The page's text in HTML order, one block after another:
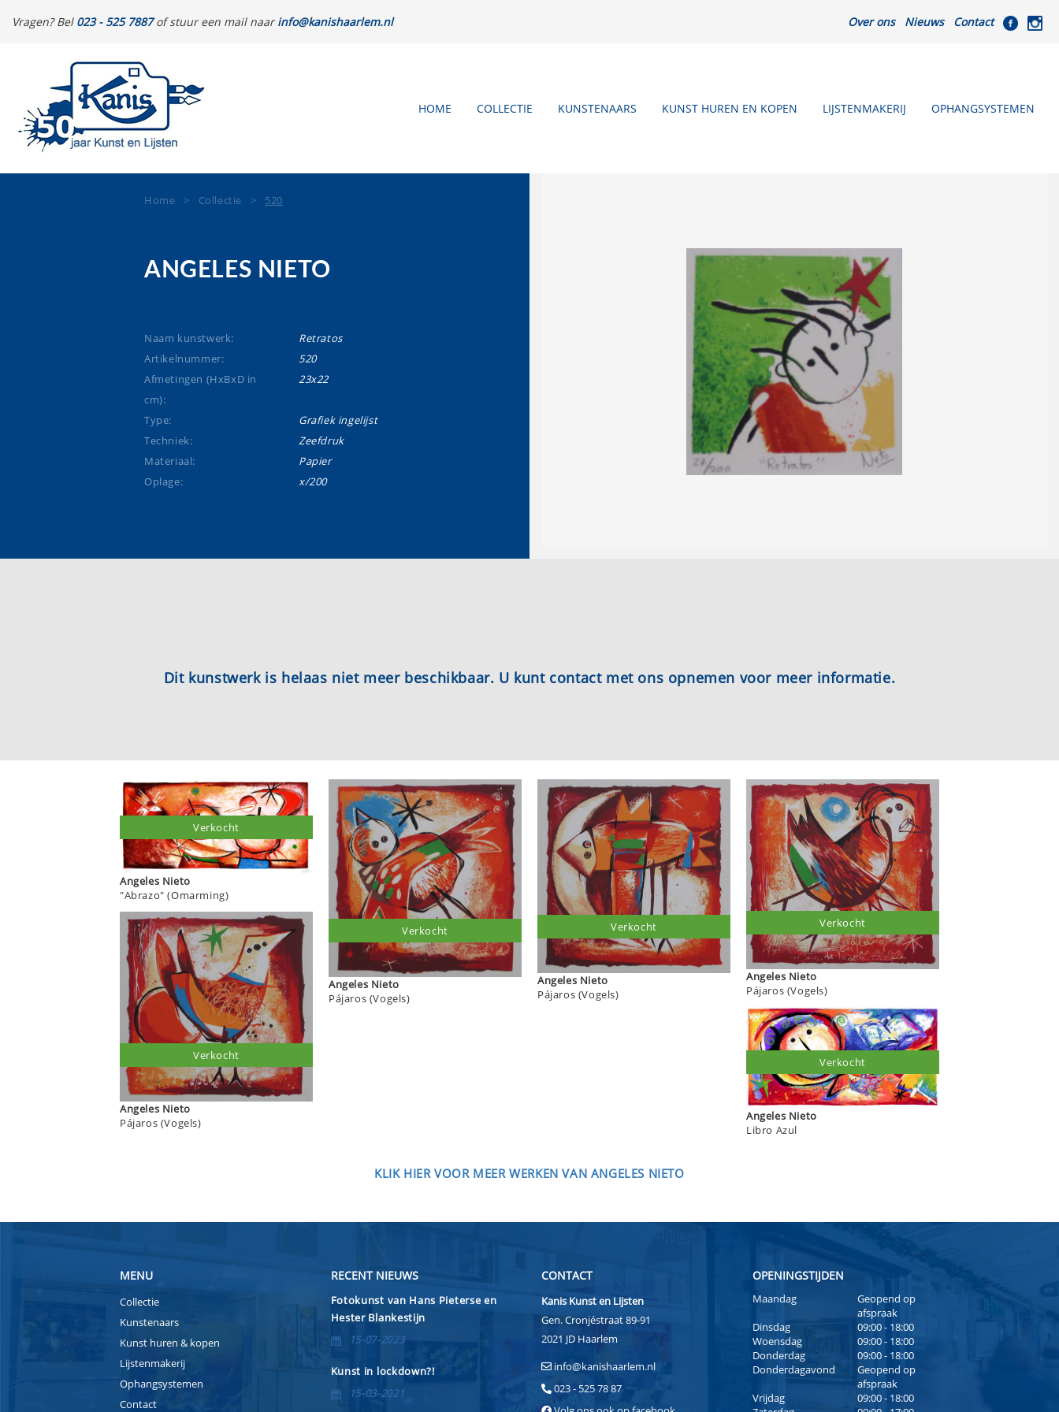
Vragen? Bel 023 - 525 7887of stuur een mail naarinfo@kanishaarlem.nl Over ons Nieuws Contact
HOME COLLECTIE KUNSTENAARS KUNST HUREN EN KOPEN LIJSTENMAKERIJ OPHANGSYSTEMEN
Home > Collectie > 520
ANGELES NIETO
Naam kunstwerk:
Retratos
Artikelnummer:
520
Afmetingen (HxBxD in
cm):
23x22
Type:
Grafiek ingelijst
Techniek:
Zeefdruk
Materiaal:
Papier
Oplage:
x/200
Dit kunstwerk is helaas niet meer beschikbaar. U kunt contact met ons opnemen voor meer informatie.
Angeles Nieto
"Abrazo" (Omarming)
Verkocht
Angeles Nieto
Pájaros (Vogels)
Verkocht
Angeles Nieto
Pájaros (Vogels)
Verkocht
Angeles Nieto
Pájaros (Vogels)
Verkocht
Angeles Nieto
Pájaros (Vogels)
Verkocht
Angeles Nieto
Libro Azul
Verkocht
KLIK HIER VOOR MEER WERKEN VAN ANGELES NIETO
MENU
Collectie
Kunstenaars
Kunst huren & kopen
Lijstenmakerij
Ophangsystemen
Contact
RECENT NIEUWS
Fotokunst van Hans Pieterse en
Hester Blankestijn
15-07-2023
Kunst in lockdown?!
15-03-2021
CONTACT
Kanis Kunst en Lijsten
Gen. Cronjéstraat 89-91
2021 JD Haarlem
info@kanishaarlem.nl
023 - 525 78 87
OPENINGSTIJDEN
Maandag
Geopend op
afspraak
Dinsdag
09:00 - 18:00
Woensdag
09:00 - 18:00
Donderdag
09:00 - 18:00
Donderdagavond
Geopend op
afspraak
Vrijdag
09:00 - 18:00